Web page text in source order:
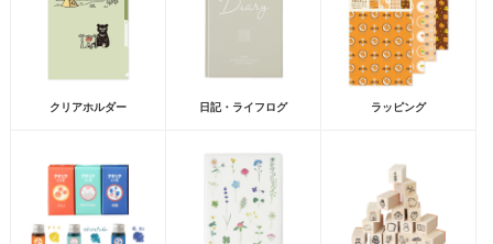
クリアホルダー 日記・ライフログ ラッピング